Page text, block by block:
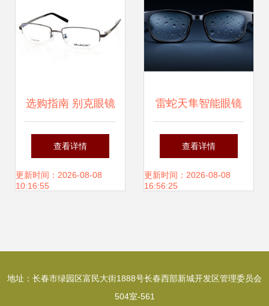
选购指南 别克眼镜
正品比价与促销信
息详解（聚焦阿福
查看详情
更新时间：2026-08-08
10:16:55
雷蛇天隼智能眼镜
深度评测 1799元
售价下的60毫秒低
查看详情
更新时间：2026-08-08
16:56:25
地址：长春市绿园区富民大街1888号长春西部新城开发区管理委员会
504室-561